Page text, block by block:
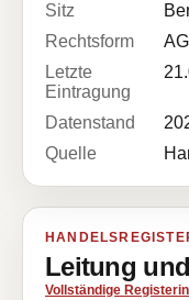
Sitz
Rechtsform
AG
Letzte
Eintragung
Datenstand
Quelle
Leitung
Vollständige